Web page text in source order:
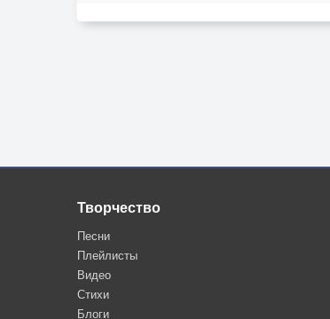
Творчество
Песни
Плейлисты
Видео
Стихи
Блоги